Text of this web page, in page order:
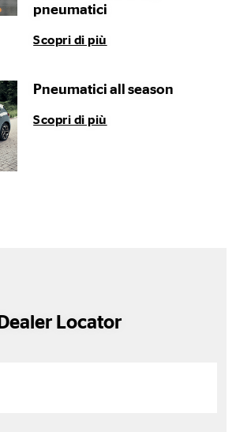
pneumatici
Scopri di più
Pneumatici all season
Scopri di più
Dealer Locator